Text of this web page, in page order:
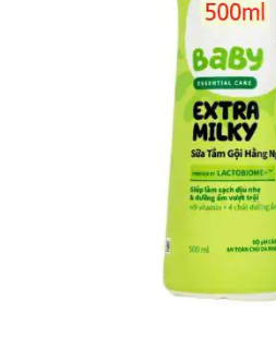
Yêu cầu xoá tài khoản